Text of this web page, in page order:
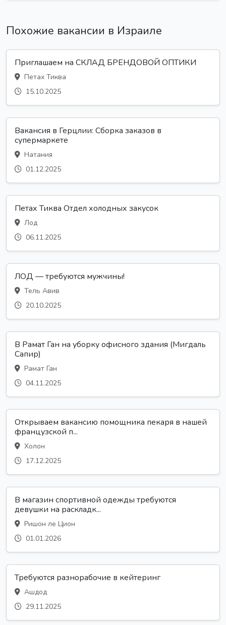
Похожие вакансии в Израиле
Приглашаем на СКЛАД БРЕНДОВОЙ ОПТИКИ
Петах Тиква
15.10.2025
Вакансия в Герцлии: Сборка заказов в
супермаркете
Натания
01.12.2025
Петах Тиква Отдел холодных закусок
Лод
06.11.2025
ЛОД — требуются мужчины!
Тель Авив
20.10.2025
В Рамат Ган на уборку офисного здания (Мигдаль
Сапир)
Рамат Ган
04.11.2025
Открываем вакансию помощника пекаря в нашей
французской п...
Холон
17.12.2025
В магазин спортивной одежды требуются
девушки на раскладк...
Ришон ле Цион
01.01.2026
Требуются разнорабочие в кейтеринг
Ашдод
29.11.2025